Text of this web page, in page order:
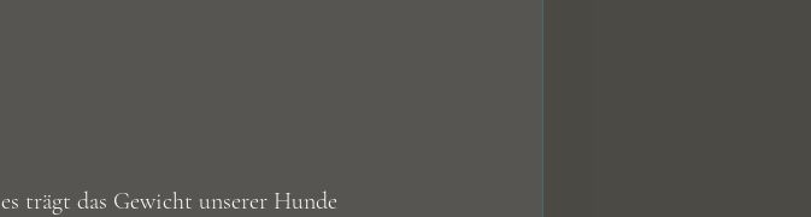
es trägt das Gewicht unserer Hunde